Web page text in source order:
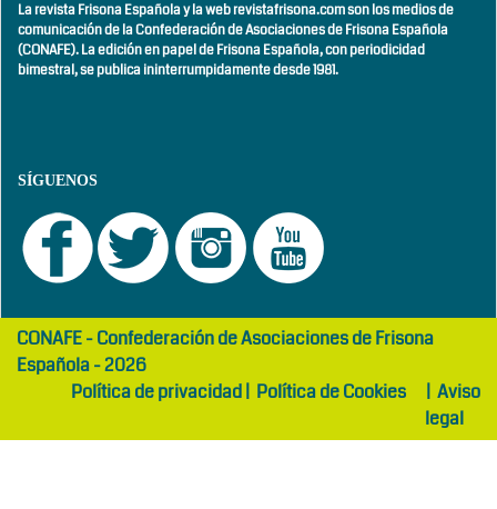
La revista Frisona Española y la web revistafrisona.com son los medios de
comunicación de la Confederación de Asociaciones de Frisona Española
(CONAFE). La edición en papel de Frisona Española, conperiodicidad
bimestral,se publica ininterrumpidamente desde 1981.
SÍGUENOS
girls
abaya
maltepe
otelCONAFE - Confederación de Asociaciones de Frisona
Española - 2026
Política de privacidad| Política de Cookies | Aviso
legal